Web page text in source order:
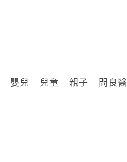
嬰兒 兒童 親子 問良醫